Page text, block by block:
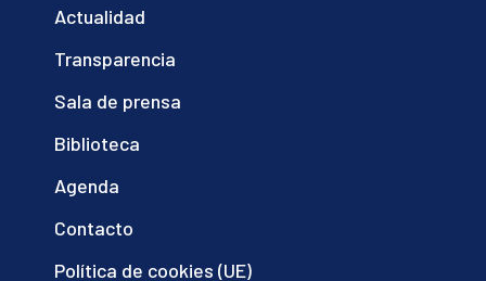
Actualidad
Transparencia
Sala de prensa
Biblioteca
Agenda
Contacto
Política de cookies (UE)